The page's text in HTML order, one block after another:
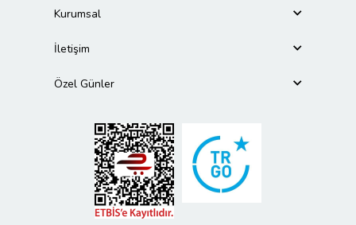
Kurumsal
İletişim
Özel Günler